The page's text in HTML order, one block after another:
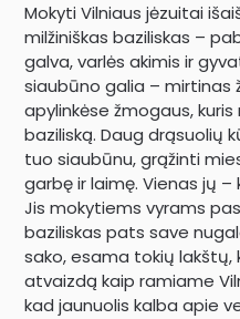
Mokyti Vilniaus jėzuitai
milžiniškas baziliskas –
galva, varlės akimis ir
siaubūno galia – mirtinas
apylinkėse žmogaus,
baziliską. Daug drąsuolių
tuo siaubūnu, grąžinti
garbę ir laimę. Vienas jų –
Jis mokytiems vyrams
baziliskas pats save
sako, esama tokių lakštų,
atvaizdą kaip ramiame
kad jaunuolis kalba apie